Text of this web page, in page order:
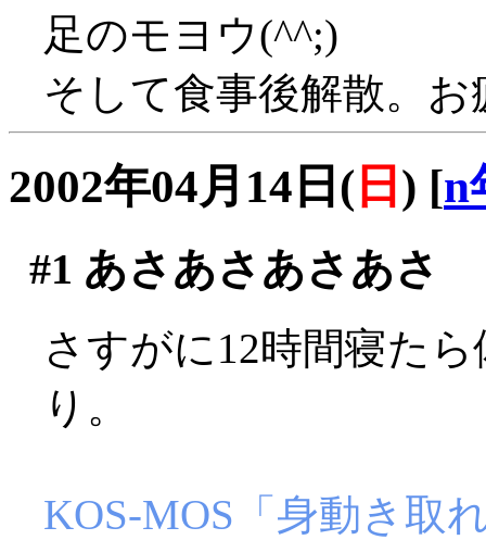
足のモヨウ(^^;)
そして食事後解散。
2002年04月14日( 日 ) [n
#1 あさあさあさあさ
さすがに12時間寝た
り。
KOS-MOS「身動き取